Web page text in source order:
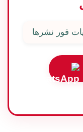
فور نشرها